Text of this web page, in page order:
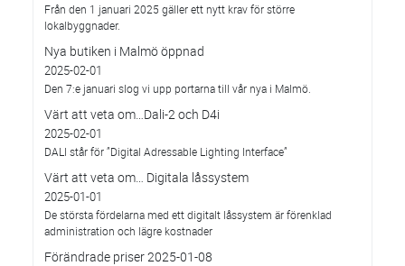
Från den 1 januari 2025 gäller ett nytt krav för större
lokalbyggnader.
Nya butiken i Malmö öppnad
2025-02-01
Den 7:e januari slog vi upp portarna till vår nya i Malmö.
Värt att veta om…Dali-2 och D4i
2025-02-01
DALI står för ”Digital Adressable Lighting Interface”
Värt att veta om… Digitala låssystem
2025-01-01
De största fördelarna med ett digitalt låssystem är förenklad
administration och lägre kostnader
Förändrade priser 2025-01-08